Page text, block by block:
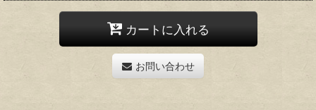
カートに入れる
お問い合わせ